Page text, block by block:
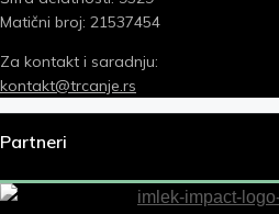
Matični broj: 21537454
Za kontakt i saradnju:
kontakt@trcanje.rs
Partneri